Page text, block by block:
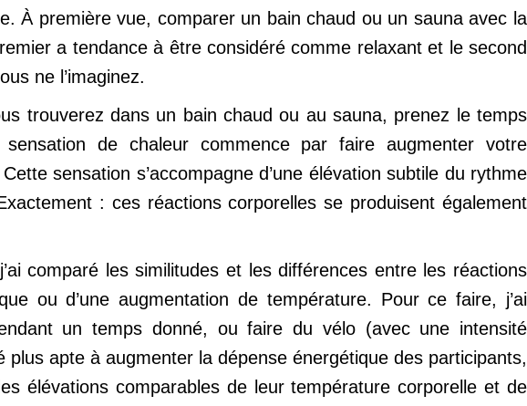
À première vue, comparer un bain chaud ou un sauna avec la
a tendance à être considéré comme relaxant et le second
ne l’imaginez.
trouverez dans un bain chaud ou au sauna, prenez le temps
de chaleur commence par faire augmenter votre
sensation s’accompagne d’une élévation subtile du rythme
: ces réactions corporelles se produisent également
comparé les similitudes et les différences entre les réactions
ou d’une augmentation de température. Pour ce faire, j’ai
un temps donné, ou faire du vélo (avec une intensité
plus apte à augmenter la dépense énergétique des participants,
élévations comparables de leur température corporelle et de